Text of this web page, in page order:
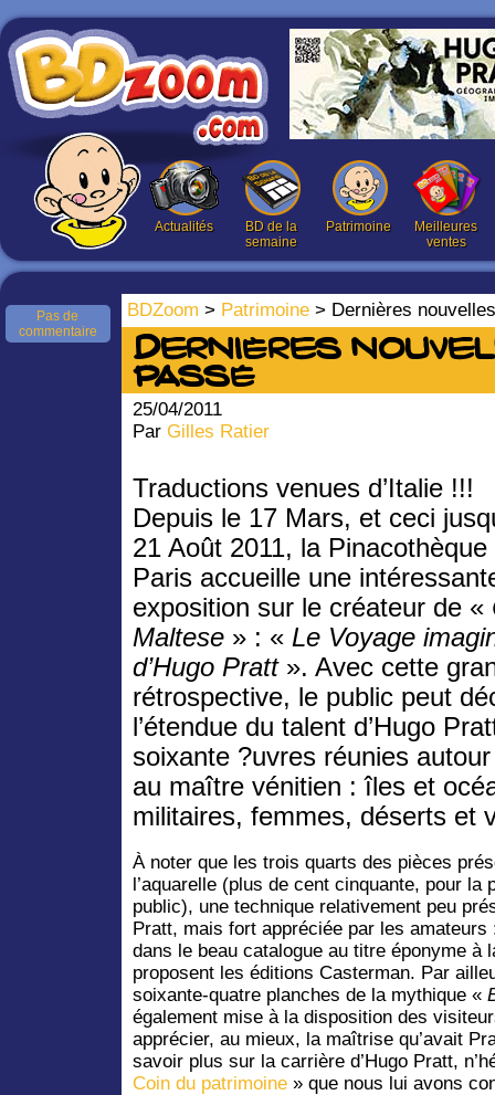
Actualités
BD de la
semaine
Patrimoine
Meilleures
ventes
BDZoom > Patrimoine > Dernières
Pas de
commentaire
Dernières
passé
25/04/2011
Par Gilles Ratier
Traductions venues d’Italie !!!
Depuis le 17 Mars, et ceci
21 Août 2011, la Pinacothèque
Paris accueille une
exposition sur le créateur de «
Maltese » : « Le Voyage
d’Hugo Pratt». Avec cette
rétrospective, le public peut
l’étendue du talent d’Hugo
soixante ?uvres réunies
au maître vénitien : îles et
militaires, femmes, déserts et
À noter que les trois quarts des pièces
l’aquarelle (plus de cent cinquante, pour la
public), une technique relativement peu
Pratt, mais fort appréciée par les
dans le beau catalogue au titre éponyme à
proposent les éditions Casterman. Par
soixante-quatre planches de la mythique «
également mise à la disposition des
apprécier, au mieux, la maîtrise qu’avait
savoir plus sur la carrière d’Hugo Pratt,
Coin du patrimoine » que nous lui avons